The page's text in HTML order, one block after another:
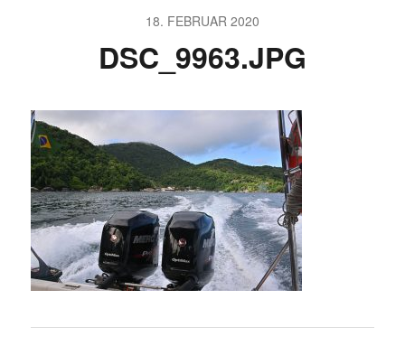
18. FEBRUAR 2020
DSC_9963.JPG